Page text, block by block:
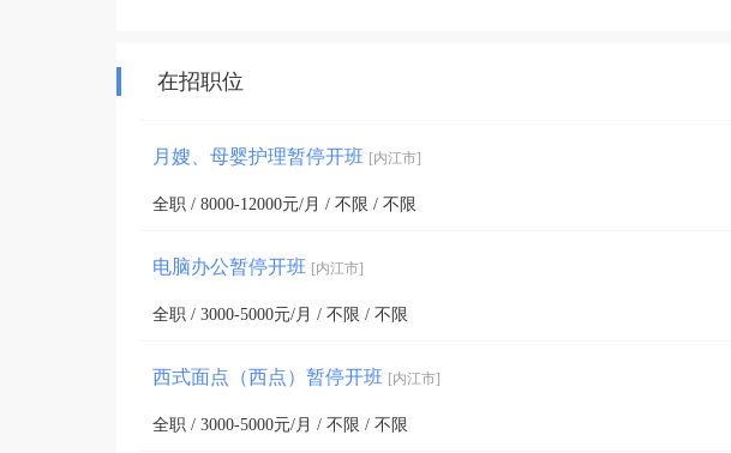
4、报名地点：
2、内江市东兴区平安路620号(西林中学左侧，师范附小公交站旁)
3、内江市东兴蟠龙路300号(艾林商城三楼)
在招职位
月嫂、母婴护理暂停开班 [内江市]
全职 / 8000-12000元/月 / 不限 / 不限
电脑办公暂停开班 [内江市]
全职 / 3000-5000元/月 / 不限 / 不限
西式面点（西点）暂停开班 [内江市]
全职 / 3000-5000元/月 / 不限 / 不限